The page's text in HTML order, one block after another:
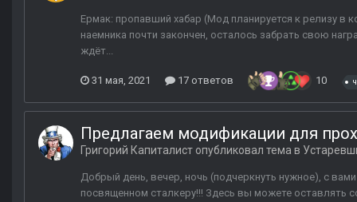
Ермак: пропавший хабар (Мод планируется к релизу в
наемника почти закончен, осталось забрать свою
ждёт...
31 мая, 2021 17 ответов 10
Предлагаем модификации для
Григорий Капиталист опубликовал тема в
Добрый день, вечер, ночь (подчеркнуть нужное), с
посвященном сталкеру!!! Здесь вы можете оставлять